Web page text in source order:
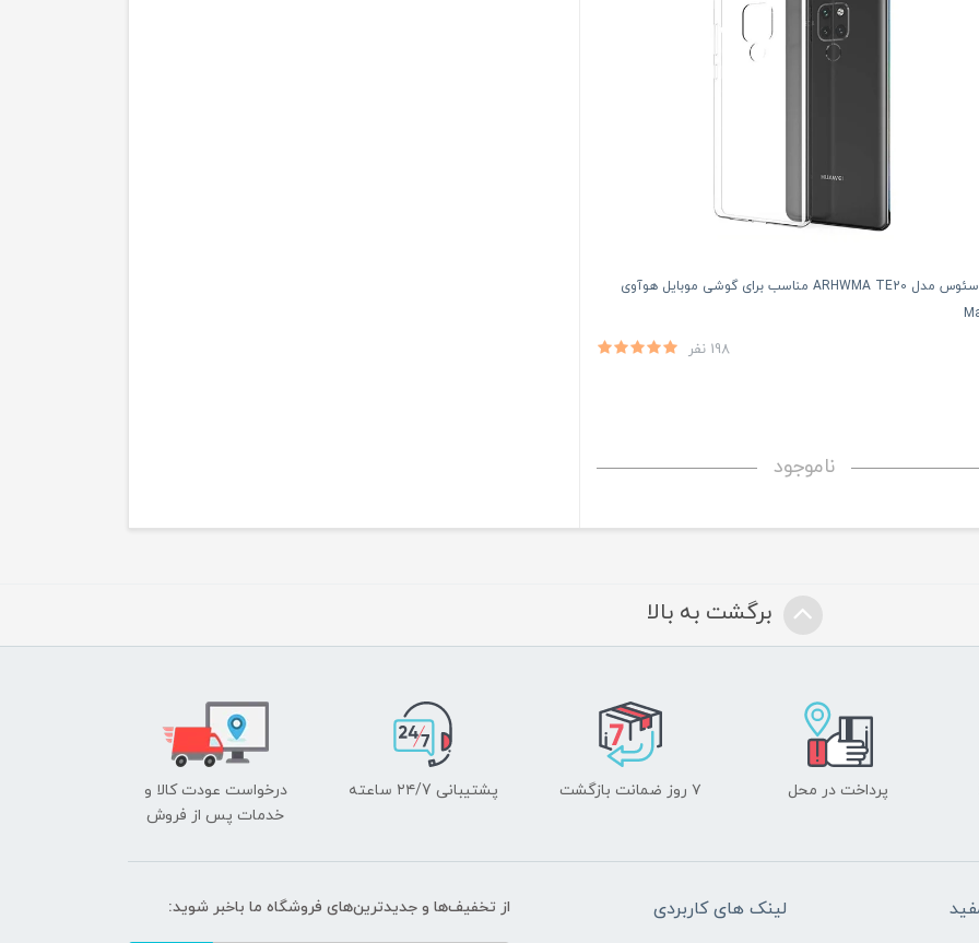
کاور باسئوس مدل ARHWMA TE20 مناسب برای گوشی موبایل هوآوی
198 نفر
ناموجود
برگشت به بالا
پرداخت در محل ۷ روز ضمانت بازگشت پشتیبانی ۲۴/7 ساعته
درخواست عودت کالا و
خدمات پس از فروش
لینک های کاربردی از تخفیف‌ها و جدیدترین‌های فروشگاه ما باخبر شوید: